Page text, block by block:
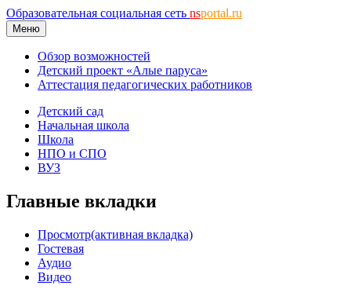
Образовательная социальная сеть nsportal.ru
Меню
Обзор возможностей
Детский проект «Алые паруса»
Аттестация педагогических работников
Детский сад
Начальная школа
Школа
НПО и СПО
ВУЗ
Главные вкладки
Просмотр(активная вкладка)
Гостевая
Аудио
Видео